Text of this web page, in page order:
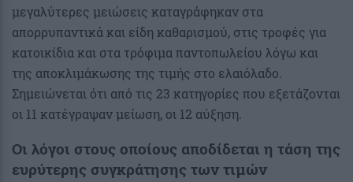
μεγαλύτερες μειώσεις καταγράφηκαν στα
απορρυπαντικά και είδη καθαρισμού, στις τροφές για
κατοικίδια και στα τρόφιμα παντοπωλείου λόγω και
της αποκλιμάκωσης της τιμής στο ελαιόλαδο.
Σημειώνεται ότι από τις 23 κατηγορίες που εξετάζονται
οι 11 κατέγραψαν μείωση, οι 12 αύξηση.
Οι λόγοι στους οποίους αποδίδεται η τάση της
ευρύτερης συγκράτησης των τιμών